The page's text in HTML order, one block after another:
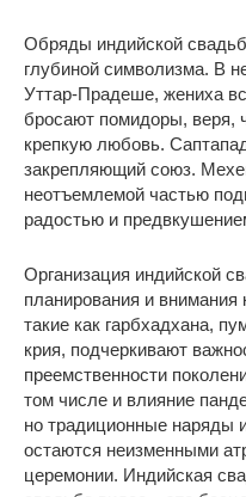
Обряды индийской
глубиной символизма. В
Уттар-Прадеше, жениха
бросают помидоры, веря,
крепкую любовь.
закрепляющий союз.
неотъемлемой частью
радостью и
Организация индийской
планирования и
такие как гарбхадхана,
крия, подчеркивают
преемственности
том числе и влияние
но традиционные наряды
остаются неизменными
церемонии. Индийская